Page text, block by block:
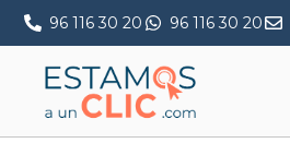
96 116 30 20 96 116 30 20